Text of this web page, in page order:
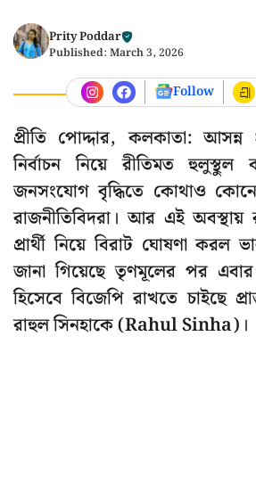
Prity Poddar
Published: March 3, 2026
Follow
প্রীতি পোদ্দার, কলকাতা:
নির্বাচন নিয়ে রীতিমত
জনসংযোগ বৃদ্ধিতে কোথাও
রাজনীতিবিদরা। আর এই অবস্থায়
প্রার্থী নিয়ে বিরাট ঘোষণা করল
জানা গিয়েছে তৃণমূলের পর এবার
হিসেবে বিজেপি রাখতে চাইছে
রাহুল সিনহাকে (Rahul Sinha)।